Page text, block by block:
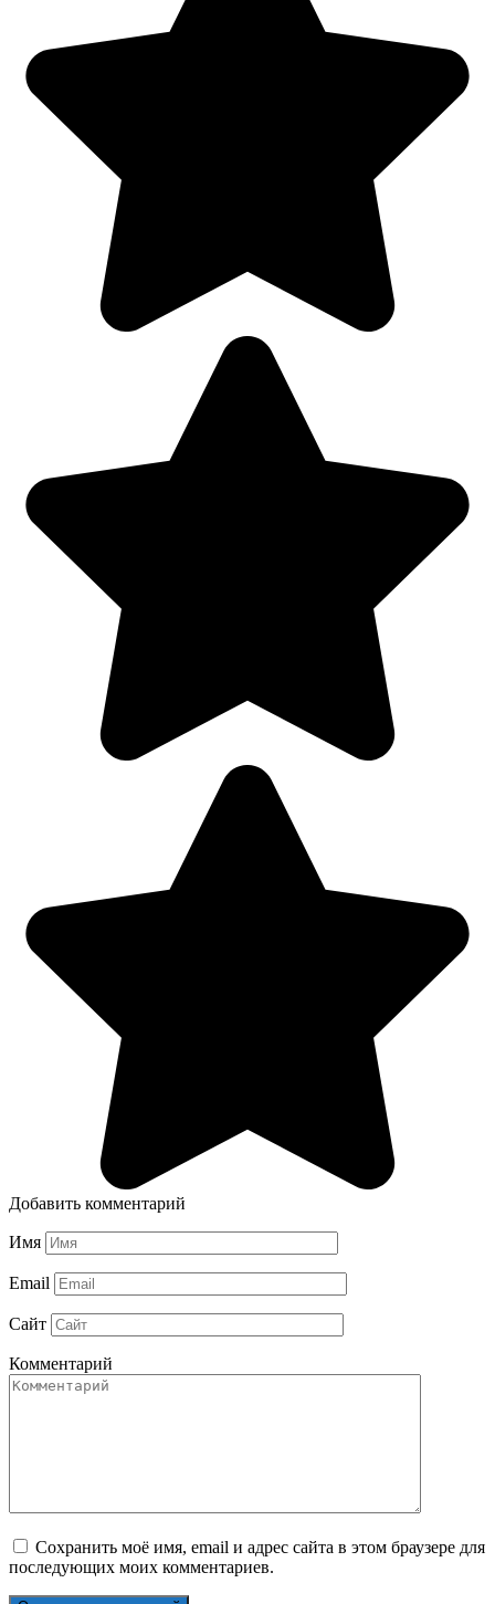
Добавить комментарий
Имя
Email
Сайт
Комментарий
Сохранить моё имя, email и адрес сайта в этом браузере для
последующих моих комментариев.